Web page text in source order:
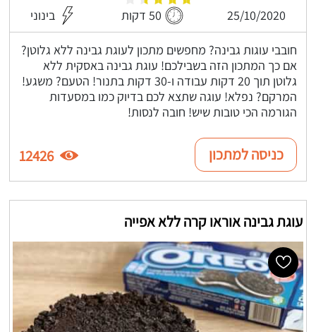
25/10/2020 50 דקות בינוני
חובבי עוגות גבינה? מחפשים מתכון לעוגת גבינה ללא גלוטן?
אם כך המתכון הזה בשבילכם! עוגת גבינה באסקית ללא
גלוטן תוך 20 דקות עבודה ו-30 דקות בתנור! הטעם? משגע!
המרקם? נפלא! עוגה שתצא לכם בדיוק כמו במסעדות
הגורמה הכי טובות שיש! חובה לנסות!
כניסה למתכון 12426
עוגת גבינה אוראו קרה ללא אפייה